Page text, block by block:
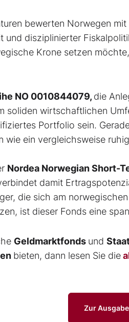
bewerten Norwegen mit
und disziplinierter
Krone setzen
NO 0010844079, die
soliden wirtschaftlichen
Portfolio sein.
wie ein vergleichsweise
Nordea Norwegian Short-
damit
die sich am
ist dieser Fonds eine
Geldmarktfonds und
bieten, dann lesen Sie die
Zur Ausgabe